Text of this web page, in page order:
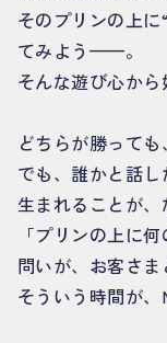
そのプリンの上
てみよう——。
そんな遊び心から
どちらが勝っても
でも、誰かと話
生まれることが、
「プリンの上に
問いが、お客さま
そういう時間が、